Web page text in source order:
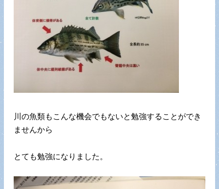
川の魚類もこんな機会でもないと勉強することができ
ませんから
とても勉強になりました。